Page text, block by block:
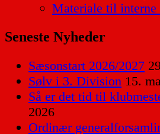
Materiale til
Seneste Nyheder
Sæsonstart 2026/2027
Sølv i 3. Division 15.
Så er det tid til
2026
Ordinær